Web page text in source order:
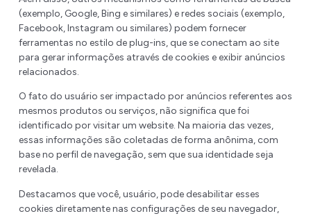
(exemplo, Google, Bing e similares) e redes sociais (exemplo,
Facebook, Instagram ou similares) podem fornecer
ferramentas no estilo de plug-ins, que se conectam ao site
para gerar informações através de cookies e exibir anúncios
relacionados.
O fato do usuário ser impactado por anúncios referentes aos
mesmos produtos ou serviços, não significa que foi
identificado por visitar um website. Na maioria das vezes,
essas informações são coletadas de forma anônima, com
base no perfil de navegação, sem que sua identidade seja
revelada.
Destacamos que você, usuário, pode desabilitar esses
cookies diretamente nas configurações de seu navegador,